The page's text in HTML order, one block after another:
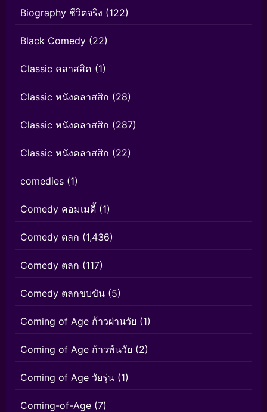
Biography ชีวิตจริง (122)
Black Comedy (22)
Classic คลาสสิค (1)
Classic หนังคลาสสิก (28)
Classic หนังคลาสสิก (287)
Classic หนังคลาสสิก (22)
comedies (1)
Comedy คอมเมดี้ (1)
Comedy ตลก (1,436)
Comedy ตลก (117)
Comedy ตลกขบขัน (5)
Coming of Age ก้าวผ่านวัย (1)
Coming of Age ก้าวพ้นวัย (2)
Coming of Age วัยรุ่น (1)
Coming-of-Age (7)